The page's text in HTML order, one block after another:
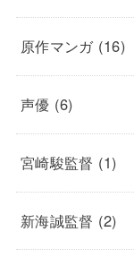
原作マンガ (16)
声優 (6)
宮崎駿監督 (1)
新海誠監督 (2)